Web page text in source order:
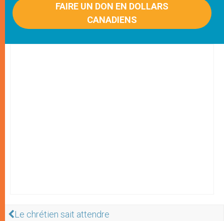
FAIRE UN DON EN DOLLARS
CANADIENS
Le chrétien sait attendre